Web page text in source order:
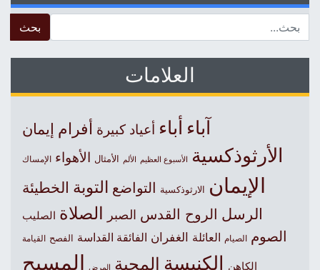
العلامات
آباءأباء أعياد كبيرة أفرام إيمان
الأرثوذكسية الأسبوع العظيم الألم الأمثال الأهواء الإمساك
الإيمان الارثوذكسية التواضع التوبة الخطيئة
الرسل الروح القدس الصبر الصلاة الصليب
الصوم الصيام العائلة الغفران الفائقة القداسة الفصح القيامة
الكاهن الكنيسةالمحبة المرض المسيح